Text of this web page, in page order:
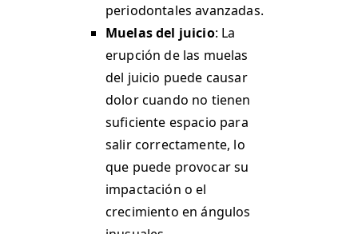
periodontales avanzadas​.
Muelas del juicio: La
erupción de las muelas
del juicio puede causar
dolor cuando no tienen
suficiente espacio para
salir correctamente, lo
que puede provocar su
impactación o el
crecimiento en ángulos